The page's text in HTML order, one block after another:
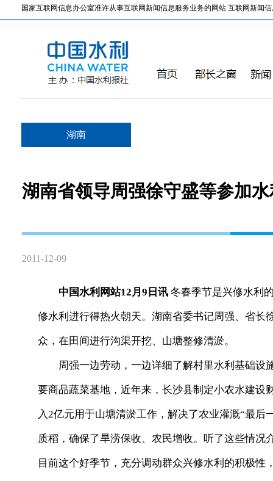
国家互联网信息办公室准许从事互联网新闻信息服务业务的网站 互联网新闻信
湖南
湖南省领导周强徐守盛等参加
2011-12-09
中国水利网站12月9日讯 冬春季节是兴修水利
修水利进行得热火朝天。湖南省委书记周强、省
众，在田间进行沟渠开挖、山塘整修清淤。
周强一边劳动，一边详细了解村里水利基础设
要商品蔬菜基地，近年来，长沙县制定小农水建设
入2亿元用于山塘清淤工作，解决了农业灌溉“最
质稻，确保了旱涝保收、农民增收。听了这些情
目前这个好季节，充分调动群众兴修水利的积极性